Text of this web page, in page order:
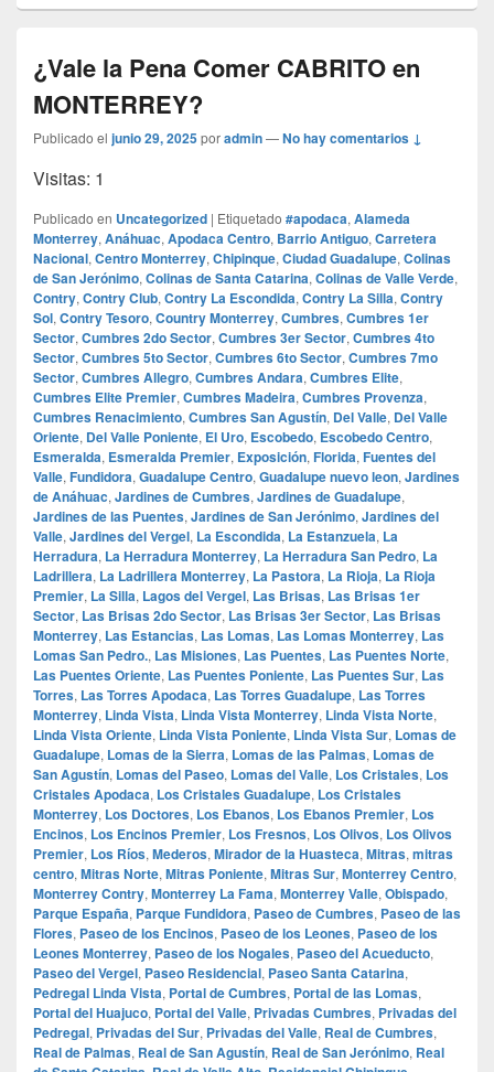
¿Vale la Pena Comer CABRITO en
MONTERREY?
Publicado el junio 29, 2025poradmin—No hay comentarios ↓
Visitas: 1
Publicado en Uncategorized | Etiquetado #apodaca, Alameda
Monterrey, Anáhuac, Apodaca Centro, Barrio Antiguo, Carretera
Nacional, Centro Monterrey, Chipinque, Ciudad Guadalupe, Colinas
de San Jerónimo, Colinas de Santa Catarina, Colinas de Valle Verde,
Contry, Contry Club, Contry La Escondida, Contry La Silla, Contry
Sol, Contry Tesoro, Country Monterrey, Cumbres, Cumbres 1er
Sector, Cumbres 2do Sector, Cumbres 3er Sector, Cumbres 4to
Sector, Cumbres 5to Sector, Cumbres 6to Sector, Cumbres 7mo
Sector, Cumbres Allegro, Cumbres Andara, Cumbres Elite,
Cumbres Elite Premier, Cumbres Madeira, Cumbres Provenza,
Cumbres Renacimiento, Cumbres San Agustín, Del Valle, Del Valle
Oriente, Del Valle Poniente, El Uro, Escobedo, Escobedo Centro,
Esmeralda, Esmeralda Premier, Exposición, Florida, Fuentes del
Valle, Fundidora, Guadalupe Centro, Guadalupe nuevo leon, Jardines
de Anáhuac, Jardines de Cumbres, Jardines de Guadalupe,
Jardines de las Puentes, Jardines de San Jerónimo, Jardines del
Valle, Jardines del Vergel, La Escondida, La Estanzuela, La
Herradura, La Herradura Monterrey, La Herradura San Pedro, La
Ladrillera, La Ladrillera Monterrey, La Pastora, La Rioja, La Rioja
Premier, La Silla, Lagos del Vergel, Las Brisas, Las Brisas 1er
Sector, Las Brisas 2do Sector, Las Brisas 3er Sector, Las Brisas
Monterrey, Las Estancias, Las Lomas, Las Lomas Monterrey, Las
Lomas San Pedro., Las Misiones, Las Puentes, Las Puentes Norte,
Las Puentes Oriente, Las Puentes Poniente, Las Puentes Sur, Las
Torres, Las Torres Apodaca, Las Torres Guadalupe, Las Torres
Monterrey, Linda Vista, Linda Vista Monterrey, Linda Vista Norte,
Linda Vista Oriente, Linda Vista Poniente, Linda Vista Sur, Lomas de
Guadalupe, Lomas de la Sierra, Lomas de las Palmas, Lomas de
San Agustín, Lomas del Paseo, Lomas del Valle, Los Cristales, Los
Cristales Apodaca, Los Cristales Guadalupe, Los Cristales
Monterrey, Los Doctores, Los Ebanos, Los Ebanos Premier, Los
Encinos, Los Encinos Premier, Los Fresnos, Los Olivos, Los Olivos
Premier, Los Ríos, Mederos, Mirador de la Huasteca, Mitras, mitras
centro, Mitras Norte, Mitras Poniente, Mitras Sur, Monterrey Centro,
Monterrey Contry, Monterrey La Fama, Monterrey Valle, Obispado,
Parque España, Parque Fundidora, Paseo de Cumbres, Paseo de las
Flores, Paseo de los Encinos, Paseo de los Leones, Paseo de los
Leones Monterrey, Paseo de los Nogales, Paseo del Acueducto,
Paseo del Vergel, Paseo Residencial, Paseo Santa Catarina,
Pedregal Linda Vista, Portal de Cumbres, Portal de las Lomas,
Portal del Huajuco, Portal del Valle, Privadas Cumbres, Privadas del
Pedregal, Privadas del Sur, Privadas del Valle, Real de Cumbres,
Real de Palmas, Real de San Agustín, Real de San Jerónimo, Real